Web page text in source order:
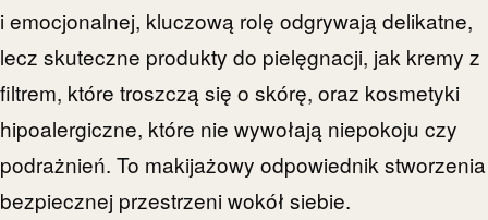
i emocjonalnej, kluczową rolę odgrywają delikatne,
lecz skuteczne produkty do pielęgnacji, jak kremy z
filtrem, które troszczą się o skórę, oraz kosmetyki
hipoalergiczne, które nie wywołają niepokoju czy
podrażnień. To makijażowy odpowiednik stworzenia
bezpiecznej przestrzeni wokół siebie.